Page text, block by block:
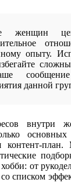
женщин
опыту.
сообщение
данной
внутри
контент-
от
списком